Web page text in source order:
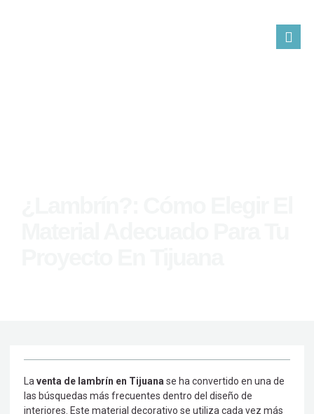
La venta de lambrín en Tijuana se ha convertido en una de
las búsquedas más frecuentes dentro del diseño de
interiores. Este material decorativo se utiliza cada vez más